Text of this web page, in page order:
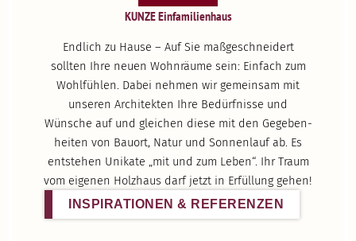
KUNZE Einfa­mi­li­enhaus
Endlich zu Hause – Auf Sie maßge­schneidert
sollten Ihre neuen Wohnräume sein: Einfach zum
Wohlfühlen. Dabei nehmen wir gemeinsam mit
unseren Archi­tekten Ihre Bedürf­nisse und
Wünsche auf und gleichen diese mit den Gegeben­
heiten von Bauort, Natur und Sonnenlauf ab. Es
entstehen Unikate „mit und zum Leben“. Ihr Traum
vom eigenen Holzhaus darf jetzt in Erfüllung gehen!
INSPI­RA­TIONEN & REFERENZEN